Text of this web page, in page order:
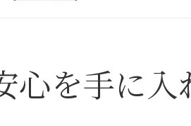
適用範囲と補償内容の違い
心を手に入